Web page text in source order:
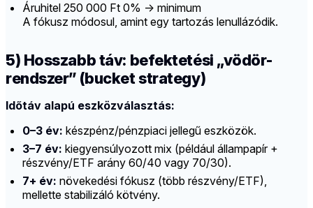
Áruhitel 250 000 Ft 0% → minimum
A fókusz módosul, amint egy tartozás lenullázódik.
5) Hosszabb táv: befektetési „vödör-
rendszer” (bucket strategy)
Időtáv alapú eszközválasztás:
0–3 év: készpénz/pénzpiaci jellegű eszközök.
3–7 év: kiegyensúlyozott mix (például állampapír +
részvény/ETF arány 60/40 vagy 70/30).
7+ év: növekedési fókusz (több részvény/ETF),
mellette stabilizáló kötvény.